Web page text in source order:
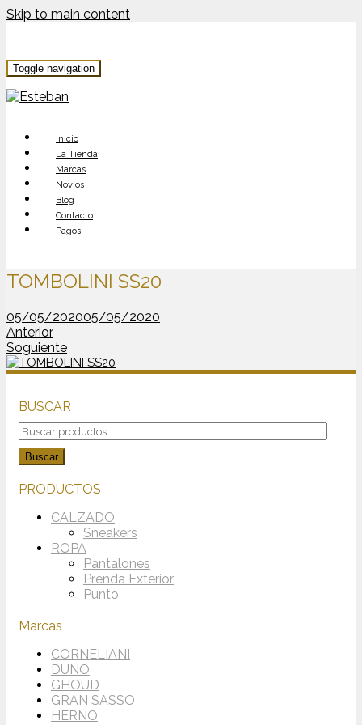
Skip to main content
Toggle navigation
Inicio
La Tienda
Marcas
Novios
Blog
Contacto
Pagos
TOMBOLINI SS20
05/05/202005/05/2020
Anterior
Soguiente
BUSCAR
Buscar
por:
Buscar
PRODUCTOS
CALZADO
Sneakers
ROPA
Pantalones
Prenda Exterior
Punto
Marcas
CORNELIANI
DUNO
GHOUD
GRAN SASSO
HERNO